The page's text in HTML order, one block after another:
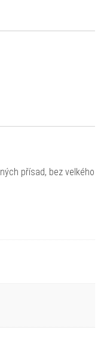
přísad, bez velkého